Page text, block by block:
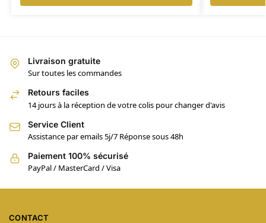
Livraison gratuite
Sur toutes les commandes
Retours faciles
14 jours à la réception de votre colis pour changer d'avis
Service Client
Assistance par emails 5j/7 Réponse sous 48h
Paiement 100% sécurisé
PayPal / MasterCard / Visa
CONTACT